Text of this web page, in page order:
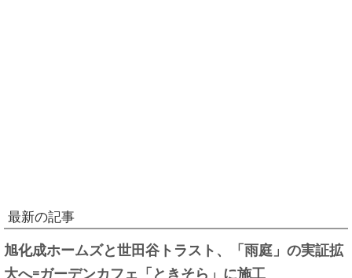
最新の記事
旭化成ホームズと世田谷トラスト、「雨庭」の実証拡
大へ=ガーデンカフェ「ときそら」に施工